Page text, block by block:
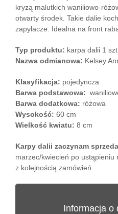
kryzą malutkich waniliowo-
otwarty środek. Takie dalie
zapylacze. Idealna na front
Typ produktu: karpa dalii 1 szt
Nazwa odmianowa: Kelsey
Klasyfikacja: pojedyncza
Barwa podstawowa:
Barwa dodatkowa: różowa
Wysokość: 60 cm
Wielkość kwiatu: 8 cm
Karpy dalii zaczynam
marzec/kwiecień po ustąpieniu
z kolejnością zamówień.
Informacja o